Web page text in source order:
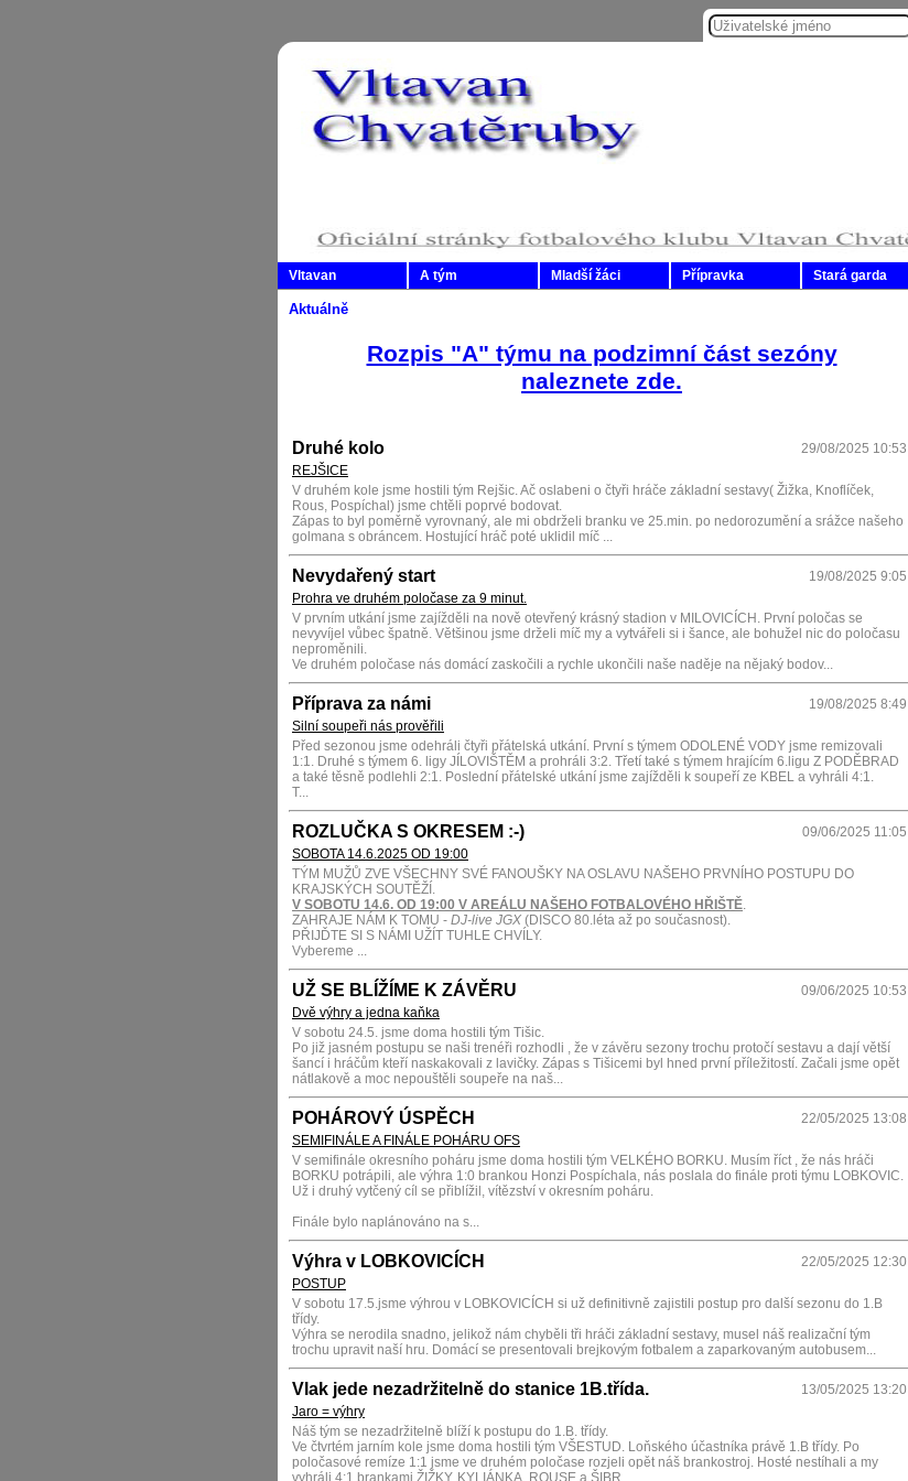
Vltavan A tým Mladší žáci Přípravka Stará garda
Aktuálně
Rozpis "A" týmu na podzimní část sezóny
naleznete zde.
Druhé kolo
29/08/2025 10:53
REJŠICE
V druhém kole jsme hostili tým Rejšic. Ač oslabeni o čtyři hráče základní sestavy( Žižka, Knoflíček,
Rous, Pospíchal) jsme chtěli poprvé bodovat.
Zápas to byl poměrně vyrovnaný, ale mi obdrželi branku ve 25.min. po nedorozumění a srážce našeho
golmana s obráncem. Hostující hráč poté uklidil míč ...
Nevydařený start
19/08/2025 9:05
Prohra ve druhém poločase za 9 minut.
V prvním utkání jsme zajížděli na nově otevřený krásný stadion v MILOVICÍCH. První poločas se
nevyvíjel vůbec špatně. Většinou jsme drželi míč my a vytvářeli si i šance, ale bohužel nic do poločasu
neproměnili.
Ve druhém poločase nás domácí zaskočili a rychle ukončili naše naděje na nějaký bodov...
Příprava za námi
19/08/2025 8:49
Silní soupeři nás prověřili
Před sezonou jsme odehráli čtyři přátelská utkání. První s týmem ODOLENÉ VODY jsme remizovali
1:1. Druhé s týmem 6. ligy JÍLOVIŠTĚM a prohráli 3:2. Třetí také s týmem hrajícím 6.ligu Z PODĚBRAD
a také těsně podlehli 2:1. Poslední přátelské utkání jsme zajížděli k soupeří ze KBEL a vyhráli 4:1.
T...
ROZLUČKA S OKRESEM :-)
09/06/2025 11:05
SOBOTA 14.6.2025 OD 19:00
TÝM MUŽŮ ZVE VŠECHNY SVÉ FANOUŠKY NA OSLAVU NAŠEHO PRVNÍHO POSTUPU DO
KRAJSKÝCH SOUTĚŽÍ.
V SOBOTU 14.6. OD 19:00 V AREÁLU NAŠEHO FOTBALOVÉHO HŘIŠTĚ
ZAHRAJE NÁM K TOMU - DJ-live JGX (DISCO 80.léta až po současnost).
PŘIJĎTE SI S NÁMI UŽÍT TUHLE CHVÍLY.
Vybereme ...
UŽ SE BLÍŽÍME K ZÁVĚRU
09/06/2025 10:53
Dvě výhry a jedna kaňka
V sobotu 24.5. jsme doma hostili tým Tišic.
Po již jasném postupu se naši trenéři rozhodli , že v závěru sezony trochu protočí sestavu a dají větší
šancí i hráčům kteří naskakovali z lavičky. Zápas s Tišicemi byl hned první příležitostí. Začali jsme opět
nátlakově a moc nepouštěli soupeře na naš...
POHÁROVÝ ÚSPĚCH
22/05/2025 13:08
SEMIFINÁLE A FINÁLE POHÁRU OFS
V semifinále okresního poháru jsme doma hostili tým VELKÉHO BORKU. Musím říct , že nás hráči
BORKU potrápili, ale výhra 1:0 brankou Honzi Pospíchala, nás poslala do finále proti týmu LOBKOVIC.
Už i druhý vytčený cíl se přiblížil, vítězství v okresním poháru.
Finále bylo naplánováno na s...
Výhra v LOBKOVICÍCH
22/05/2025 12:30
POSTUP
V sobotu 17.5.jsme výhrou v LOBKOVICÍCH si už definitivně zajistili postup pro další sezonu do 1.B
třídy.
Výhra se nerodila snadno, jelikož nám chyběli tři hráči základní sestavy, musel náš realizační tým
trochu upravit naší hru. Domácí se presentovali brejkovým fotbalem a zaparkovaným autobusem...
Vlak jede nezadržitelně do stanice 1B.třída.
13/05/2025 13:20
Jaro = výhry
Náš tým se nezadržitelně blíží k postupu do 1.B. třídy.
Ve čtvrtém jarním kole jsme doma hostili tým VŠESTUD. Loňského účastníka právě 1.B třídy. Po
poločasové remíze 1:1 jsme ve druhém poločase rozjeli opět náš brankostroj. Hosté nestíhali a my
vyhráli 4:1 brankami ŽIŽKY, KYLIÁNKA, ROUSE a ŠIBR...